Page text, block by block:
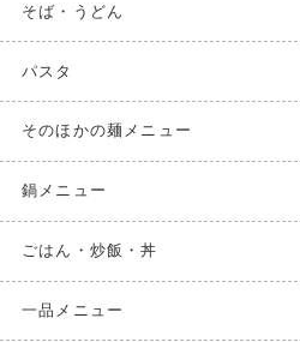
そば・うどん
パスタ
そのほかの麺メニュー
鍋メニュー
ごはん・炒飯・丼
一品メニュー